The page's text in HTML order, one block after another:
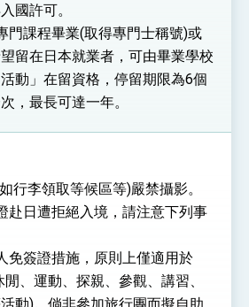
國許可。
門課程畢業(取得專門士稱號)或
留在日本就業者，可由畢業學校
動」在留資格，停留期限為6個
，最長可達一年。
行李領取等候區等)嚴禁攝影。
赴日遭拒絕入境，請注意下列事
免簽證措施，原則上僅適用於
閒、運動、探親、參觀、講習、
動)。倘非參加旅行團而擬自助